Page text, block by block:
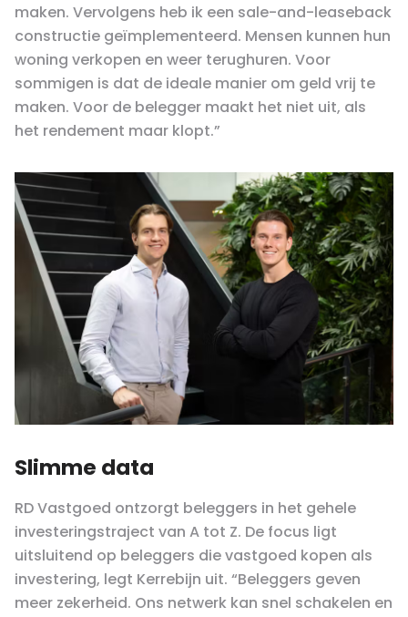
maken. Vervolgens heb ik een sale-and-leaseback
constructie geïmplementeerd. Mensen kunnen hun
woning verkopen en weer terughuren. Voor
sommigen is dat de ideale manier om geld vrij te
maken. Voor de belegger maakt het niet uit, als
het rendement maar klopt.”
Slimme data
RD Vastgoed ontzorgt beleggers in het gehele
investeringstraject van A tot Z. De focus ligt
uitsluitend op beleggers die vastgoed kopen als
investering, legt Kerrebijn uit. “Beleggers geven
meer zekerheid. Ons netwerk kan snel schakelen en